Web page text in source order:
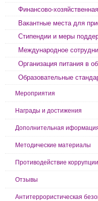
Финансово-
Вакантные места для
Стипендии и меры
Международное
Организация питания в
Образовательные
Мероприятия
Награды и достижения
Дополнительная
Методические материалы
Противодействие коррупции
Отзывы
Антитеррористическая